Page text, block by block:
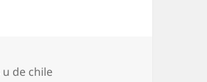
de chile